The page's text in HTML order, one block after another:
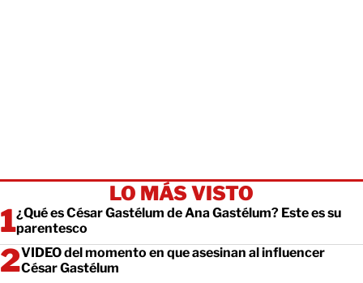
LO MÁS VISTO
¿Qué es César Gastélum de Ana Gastélum? Este es su
parentesco
VIDEO del momento en que asesinan al influencer
César Gastélum